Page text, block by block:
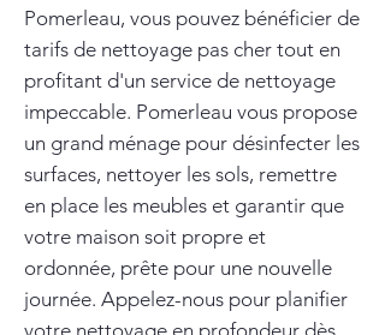
Pomerleau, vous pouvez bénéficier de
tarifs de nettoyage pas cher tout en
profitant d'un service de nettoyage
impeccable. Pomerleau vous propose
un grand ménage pour désinfecter les
surfaces, nettoyer les sols, remettre
en place les meubles et garantir que
votre maison soit propre et
ordonnée, prête pour une nouvelle
journée. Appelez-nous pour planifier
votre nettoyage en profondeur dès